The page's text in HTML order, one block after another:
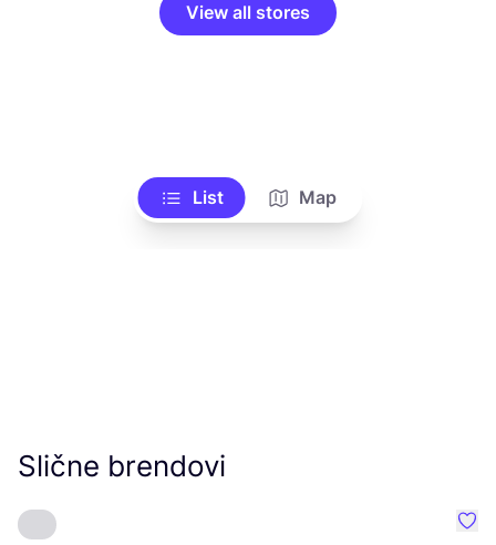
View all stores
List Map
Slične brendovi